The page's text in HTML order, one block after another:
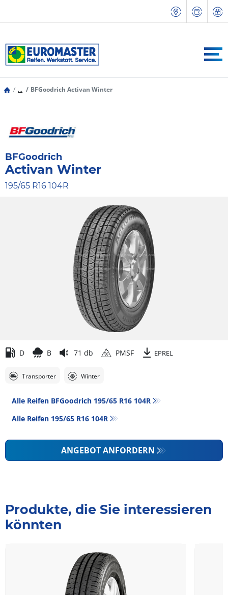
... BFGoodrich Activan Winter
BFGoodrich
Activan Winter
195/65 R16 104R
D B 71 db PMSF EPREL
Transporter Winter
Alle Reifen BFGoodrich 195/65 R16 104R
Alle Reifen‎ 195/65 R16 104R
ANGEBOT ANFORDERN
Produkte, die Sie interessieren
könnten